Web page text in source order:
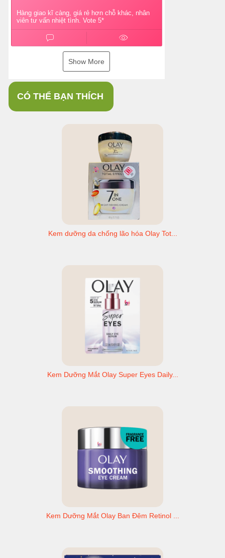
Hàng giao kĩ càng, giá rẻ hơn chỗ khác, nhân
viên tư vấn nhiệt tình. Vote 5*
Show More
CÓ THỂ BẠN THÍCH
Kem dưỡng da chống lão hóa Olay Tot...
Kem Dưỡng Mắt Olay Super Eyes Daily...
Kem Dưỡng Mắt Olay Ban Đêm Retinol ...